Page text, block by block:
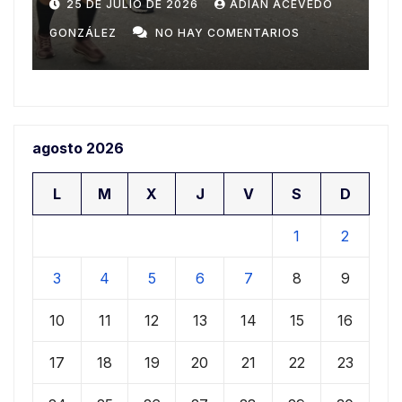
20 DE JULIO DE 2026 ADIAN ACEVEDO
GONZÁLEZ NO HAY COMENTARIOS
agosto 2026
L M X J V S D
1 2
3 4 5 6 7 8 9
10 11 12 13 14 15 16
17 18 19 20 21 22 23